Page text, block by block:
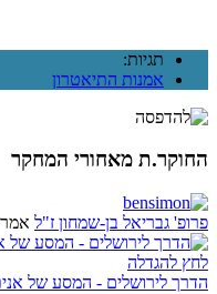
תגיות:
אמנות התיאטרון
החוקר.ת מאחורי המחקר
פרופ' גבריאל בן-שמחון ז"ל
לחץ להגדלה
הדרך לירושלים - המסע של